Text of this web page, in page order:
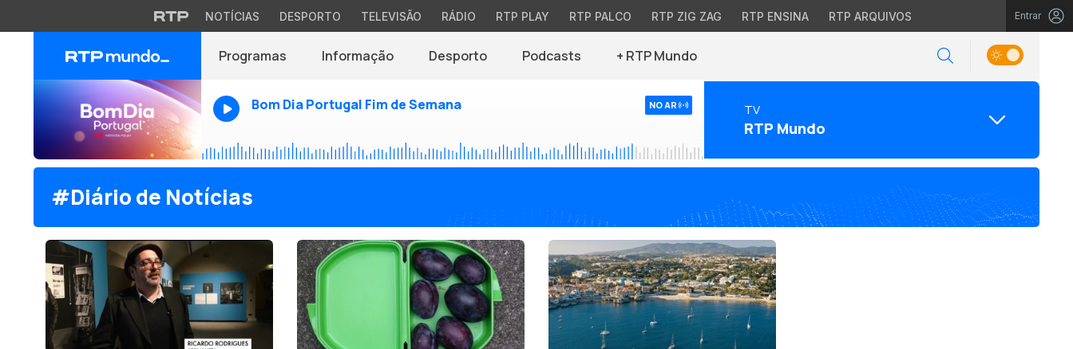
NOTÍCIAS DESPORTO TELEVISÃO RÁDIO RTP PLAY RTP PALCO RTP ZIG ZAG RTP ENSINA RTP ARQUIVOS Entrar
Programas Informação Desporto Podcasts + RTP Mundo
Bom Dia Portugal Fim de Semana NO AR TV
RTP Mundo
#Diário de Notícias